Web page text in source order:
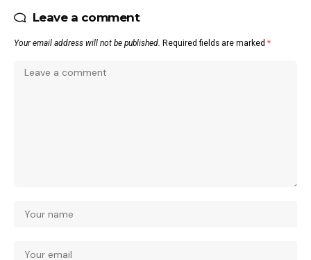
Leave a comment
Your email address will not be published. Required fields are marked *